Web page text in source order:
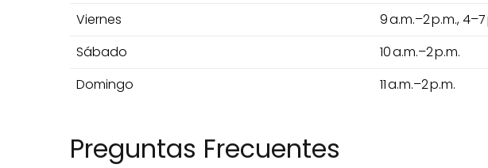
Viernes
9 a.m.–2 p.m., 4–7
Sábado
10 a.m.–2 p.m.
Domingo
11 a.m.–2 p.m.
Preguntas Frecuentes